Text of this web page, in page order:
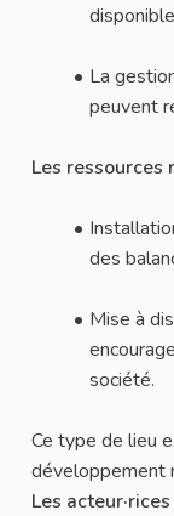
La
peuvent
Les ressources
des
Mise à
société.
Ce type de lieu
développement
Les acteur·rices